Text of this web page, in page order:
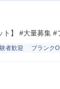
ト】 #大量募集 #
者歓迎 ブランク